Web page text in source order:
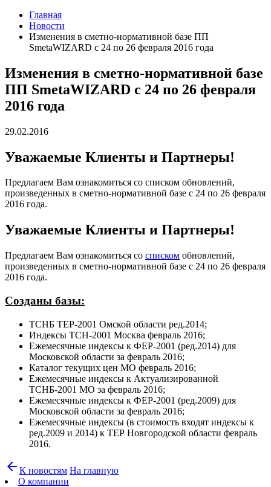
Главная
Новости
Изменения в сметно-нормативной базе ПП
SmetaWIZARD c 24 по 26 февраля 2016 года
Изменения в сметно-нормативной базе
ПП SmetaWIZARD c 24 по 26 февраля
2016 года
29.02.2016
Уважаемые Клиенты и Партнеры!
Предлагаем Вам ознакомиться со списком обновлений,
произведенных в сметно-нормативной базе с 24 по 26 февраля
2016 года.
Уважаемые Клиенты и Партнеры!
Предлагаем Вам ознакомиться со списком обновлений,
произведенных в сметно-нормативной базе с 24 по 26 февраля
2016 года.
Созданы базы:
ТСНБ ТЕР-2001 Омской области ред.2014;
Индексы ТСН-2001 Москва февраль 2016;
Ежемесячные индексы к ФЕР-2001 (ред.2014) для
Московской области за февраль 2016;
Каталог текущих цен МО февраль 2016;
Ежемесячные индексы к Актуализированной
ТСНБ-2001 МО за февраль 2016;
Ежемесячные индексы к ФЕР-2001 (ред.2009) для
Московской области за февраль 2016;
Ежемесячные индексы (в стоимость входят индексы к
ред.2009 и 2014) к ТЕР Новгородской области февраль
2016.
arrow_back К новостям На главную
О компании